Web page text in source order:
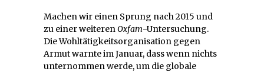
Machen wir einen Sprung nach 2015 und
zu einer weiterenOxfam-Untersuchung.
Die Wohltätigkeitsorganisation gegen
Armut warnte im Januar, dass wenn nichts
unternommen werde, um die globale